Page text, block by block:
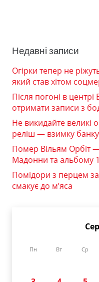
Недавні записи
Огірки тепер не
який став хітом
Після погоні в
отримати записи з
Не викидайте великі
реліш — взимку банку
Помер Вільям Орбіт
Мадонни та альбому
Помідори з перцем
смакує до м’яса
Пн Вт Ср